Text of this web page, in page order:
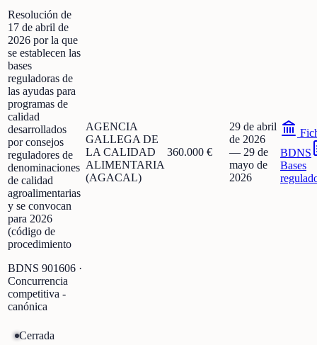
Resolución de
17 de abril de
2026 por la que
se establecen las
bases
reguladoras de
las ayudas para
programas de
calidad
desarrollados
por consejos
reguladores de
denominaciones
de calidad
agroalimentarias
y se convocan
para 2026
(código de
procedimiento
BDNS 901606 ·
Concurrencia
competitiva -
canónica
AGENCIA
GALLEGA DE
LA CALIDAD
ALIMENTARIA
(AGACAL)
360.000 €
29 de abril
de 2026
— 29 de
mayo de
2026
BDNS
Bases
Cerrada